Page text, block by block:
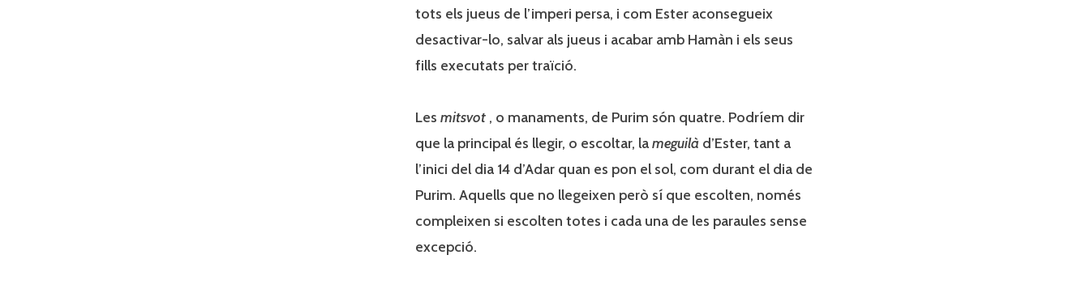
tots els jueus de l’imperi persa, i com Ester aconsegueix
desactivar-lo, salvar als jueus i acabar amb Hamàn i els seus
fills executats per traïció.
Les mitsvot , o manaments, de Purim són quatre. Podríem dir
que la principal és llegir, o escoltar, lameguilà d’Ester, tant a
l’inici del dia 14 d’Adar quan es pon el sol, com durant el dia de
Purim. Aquells que no llegeixen però sí que escolten, només
compleixen si escolten totes i cada una de les paraules sense
excepció.